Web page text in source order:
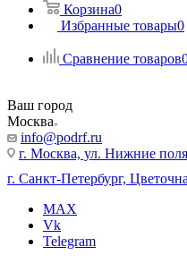
Корзина0
Избранные товары0
Сравнение товаров
Ваш город
Москва
info@podrf.ru
г. Москва, ул. Нижние
г. Санкт-Петербург,
MAX
Vk
Telegram